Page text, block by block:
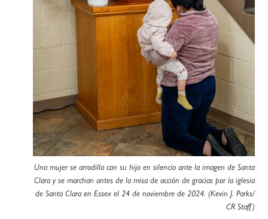
Una mujer se arrodilla con su hijo en silencio ante la imagen de Santa
Clara y se marchan antes de la misa de acción de gracias por la iglesia
de Santa Clara en Essex el 24 de noviembre de 2024. (Kevin J. Parks/
CR Staff)